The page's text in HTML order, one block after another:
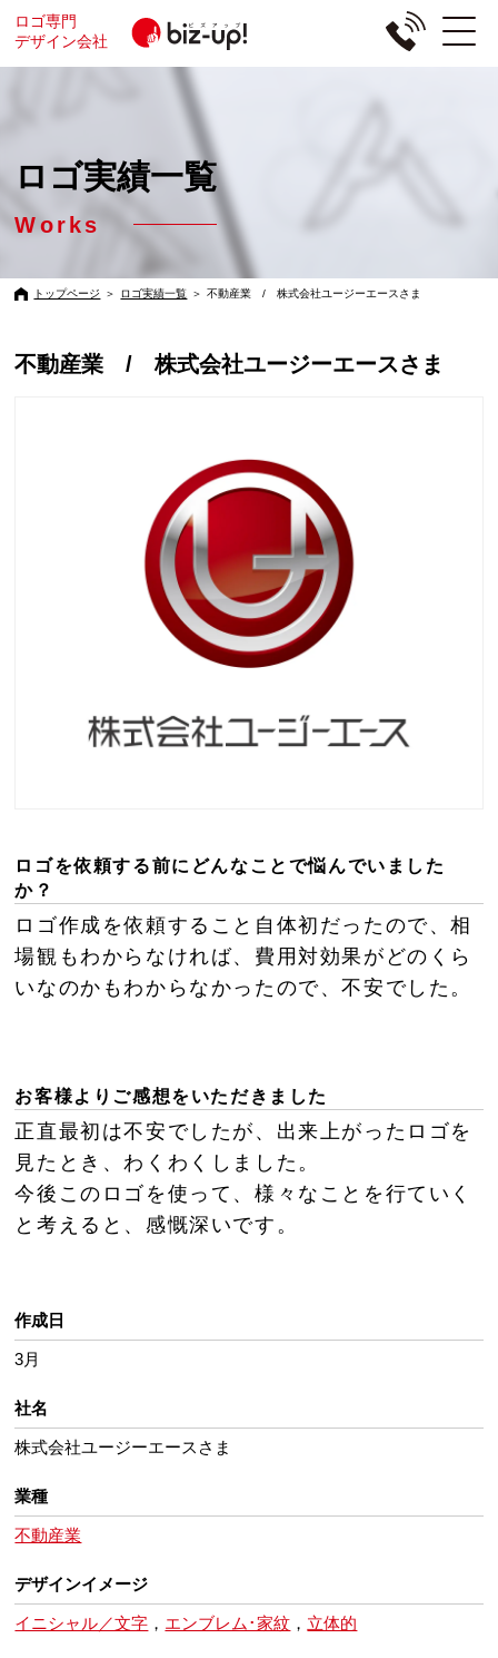
ロゴ専門
デザイン会社
ロゴ実績一覧
Works
トップページ ＞ ロゴ実績一覧 ＞ 不動産業 / 株式会社ユージーエースさま
不動産業 / 株式会社ユージーエースさま
ロゴを依頼する前にどんなことで悩んでいました
か？
ロゴ作成を依頼すること自体初だったので、相
場観もわからなければ、費用対効果がどのくら
いなのかもわからなかったので、不安でした。
お客様よりご感想をいただきました
正直最初は不安でしたが、出来上がったロゴを
見たとき、わくわくしました。
今後このロゴを使って、様々なことを行ていく
と考えると、感慨深いです。
作成日
3月
社名
株式会社ユージーエースさま
業種
不動産業
デザインイメージ
イニシャル／文字 ， エンブレム･家紋 ， 立体的